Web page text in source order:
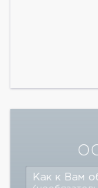
Как к Вам